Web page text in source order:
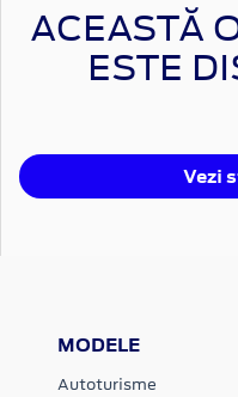
ACEASTĂ
ESTE
Vezi
MODELE
Autoturisme